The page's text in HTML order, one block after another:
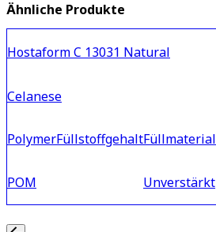
Ähnliche Produkte
Hostaform C 13031 Natural
Celanese
Polymer
POM
FüllstoffgehaltFüllmaterial
Unverstärkt